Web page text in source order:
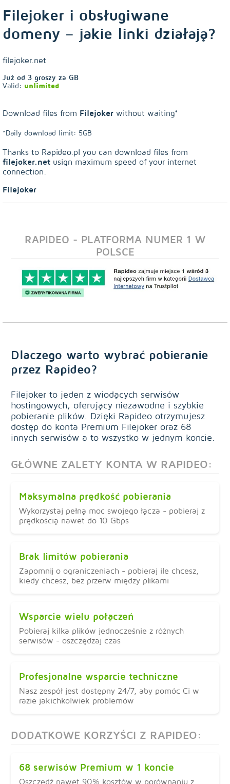
Filejoker i obsługiwane
domeny – jakie linki działają?
filejoker.net
Już od 3 groszy za GB
Valid: unlimited
Download files from Filejoker without waiting*
*Daily download limit: 5GB
Thanks to Rapideo.pl you can download files from
filejoker.net usign maximum speed of your internet
connection.
Filejoker
RAPIDEO - PLATFORMA NUMER 1 W
POLSCE
Dlaczego warto wybrać pobieranie
przez Rapideo?
Filejoker to jeden z wiodących serwisów
hostingowych, oferujący niezawodne i szybkie
pobieranie plików. Dzięki Rapideo otrzymujesz
dostęp do konta Premium Filejoker oraz 68
innych serwisów a to wszystko w jednym koncie.
GŁÓWNE ZALETY KONTA W RAPIDEO:
Maksymalna prędkość pobierania
Wykorzystaj pełną moc swojego łącza - pobieraj z
prędkością nawet do 10 Gbps
Brak limitów pobierania
Zapomnij o ograniczeniach - pobieraj ile chcesz,
kiedy chcesz, bez przerw między plikami
Wsparcie wielu połączeń
Pobieraj kilka plików jednocześnie z różnych
serwisów - oszczędzaj czas
Profesjonalne wsparcie techniczne
Nasz zespół jest dostępny 24/7, aby pomóc Ci w
razie jakichkolwiek problemów
DODATKOWE KORZYŚCI Z RAPIDEO:
68 serwisów Premium w 1 koncie
Oszczędź nawet 90% kosztów w porównaniu z